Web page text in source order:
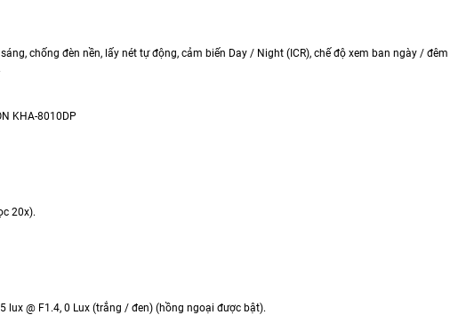
chống đèn nền, lấy nét tự động, cảm biến Day / Night (ICR), chế độ xem ban ngày /
KHA-8010DP
20x).
lux @ F1.4, 0 Lux (trắng / đen) (hồng ngoại được bật).